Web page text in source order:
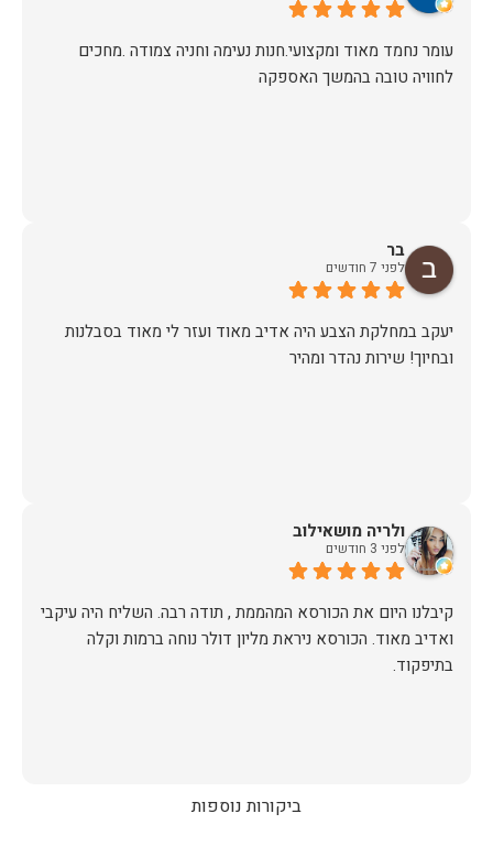
עומר נחמד מאוד ומקצועי.חנות נעימה וחניה צמודה .מחכים
לחוויה טובה בהמשך האספקה
בר
לפני 7 חודשים
יעקב במחלקת הצבע היה אדיב מאוד ועזר לי מאוד בסבלנות
ובחיוך! שירות נהדר ומהיר
ולריה מושאילוב
לפני 3 חודשים
קיבלנו היום את הכורסא המהממת , תודה רבה. השליח היה עיקבי
ואדיב מאוד. הכורסא ניראת מליון דולר נוחה ברמות וקלה
בתיפקוד.
ביקורות נוספות